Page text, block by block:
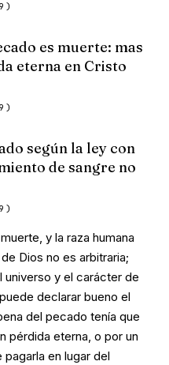
es muerte: mas
eterna en Cristo
según la ley con
de sangre no
y la raza humana
Dios no es arbitraria;
universo y el carácter de
declarar bueno el
del pecado tenía que
pérdida eterna, o por un
en lugar del